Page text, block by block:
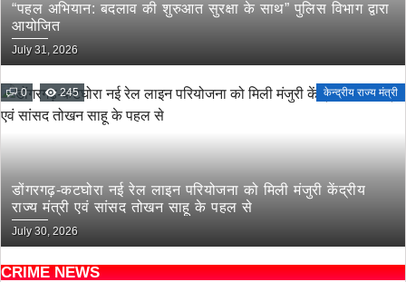
“पहल अभियान: बदलाव की शुरुआत सुरक्षा के साथ” पुलिस विभाग द्वारा
आयोजित
July 31, 2026
0 245 केन्द्रीय राज्य मंत्री
डोंगरगढ़-कटघोरा नई रेल लाइन परियोजना को मिली मंजुरी केंद्रीय
राज्य मंत्री एवं सांसद तोखन साहू के पहल से
July 30, 2026
CRIME NEWS